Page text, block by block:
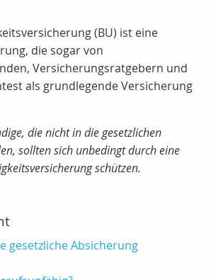
(BU) ist eine
die sogar von
Versicherungsratgebern und
als grundlegende Versicherung
die nicht in die gesetzlichen
sollten sich unbedingt durch eine
schützen.
gesetzliche Absicherung